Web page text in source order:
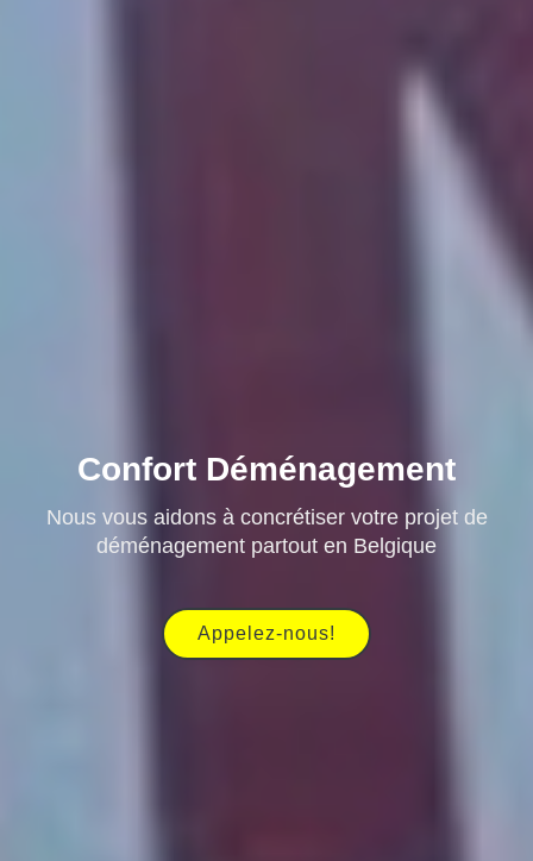
Confort Déménagement
Nous vous aidons à concrétiser votre projet de
déménagement partout en Belgique
Appelez-nous!